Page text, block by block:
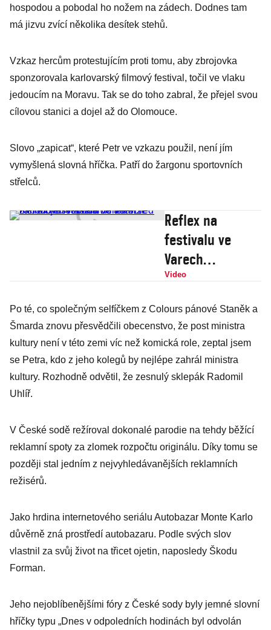
hospodou a pobodal ho nožem na zádech. Dodnes tam
má jizvu zvící několika desítek stehů.
Vzkaz hercům protestujícím proti tomu, aby zbrojovka
sponzorovala karlovarský filmový festival, točil ve vlaku
jedoucím na Moravu. Tak se do toho zabral, že přejel svou
cílovou stanici a dojel až do Olomouce.
Slovo „zapicat“, které Petr ve vzkazu použil, není jím
vymyšlená slovná hříčka. Patří do žargonu sportovních
střelců.
Reflex na
festivalu ve
Varech
zabodoval
Teď míří Moje
svoboda do
televize
Video
Po té, co společným selfíčkem z Colours pánové Staněk a
Šmarda znovu přesvědčili obecenstvo, že post ministra
kultury není v této zemi víc než komická role, zeptal jsem
se Petra, kdo z jeho kolegů by nejlépe zahrál ministra
kultury. Rozhodně odvětil, že zesnulý sklepák Radomil
Uhlíř.
V České sodě režíroval dokonalé parodie na tehdy běžící
reklamní spoty za zlomek rozpočtu originálu. Díky tomu se
později stal jedním z nejvyhledávanějších reklamních
režisérů.
Jako hrdina internetového seriálu Autobazar Monte Karlo
důvěrně zná prostředí autobazaru. Podle svých slov
vlastnil za svůj život na třicet ojetin, naposledy Škodu
Forman.
Jeho nejoblíbenějšími fóry z České sody byly jemné slovní
hříčky typu „Dnes v odpoledních hodinách byl odvolán